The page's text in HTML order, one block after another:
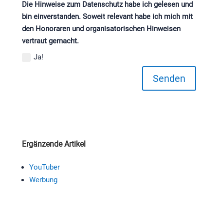
Die Hinweise zum Datenschutz habe ich gelesen und
bin einverstanden. Soweit relevant habe ich mich mit
den Honoraren und organisatorischen Hinweisen
vertraut gemacht.
Ja!
Senden
Ergänzende Artikel
YouTuber
Werbung